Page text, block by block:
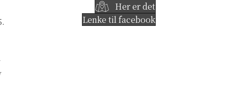
Her er det
Lenke til facebook